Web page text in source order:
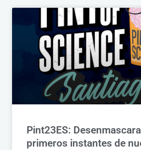
Pint23ES:
primeros instantes de